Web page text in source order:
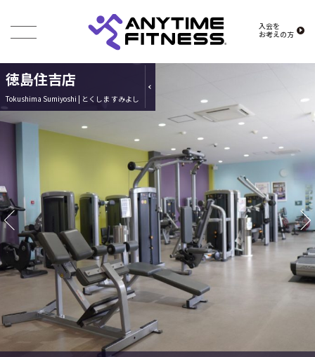
入会を
お考えの方
徳島住吉店
Tokushima Sumiyoshi | とくしま すみよし